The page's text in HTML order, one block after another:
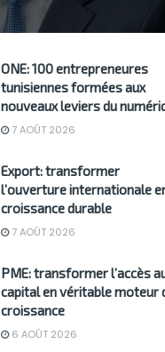
ONE: 100 entrepreneures
tunisiennes formées aux
nouveaux leviers du
7 AOÛT 2026
Export: transformer
l’ouverture internationale
croissance durable
7 AOÛT 2026
PME: transformer l’accès
capital en véritable moteur
croissance
6 AOÛT 2026